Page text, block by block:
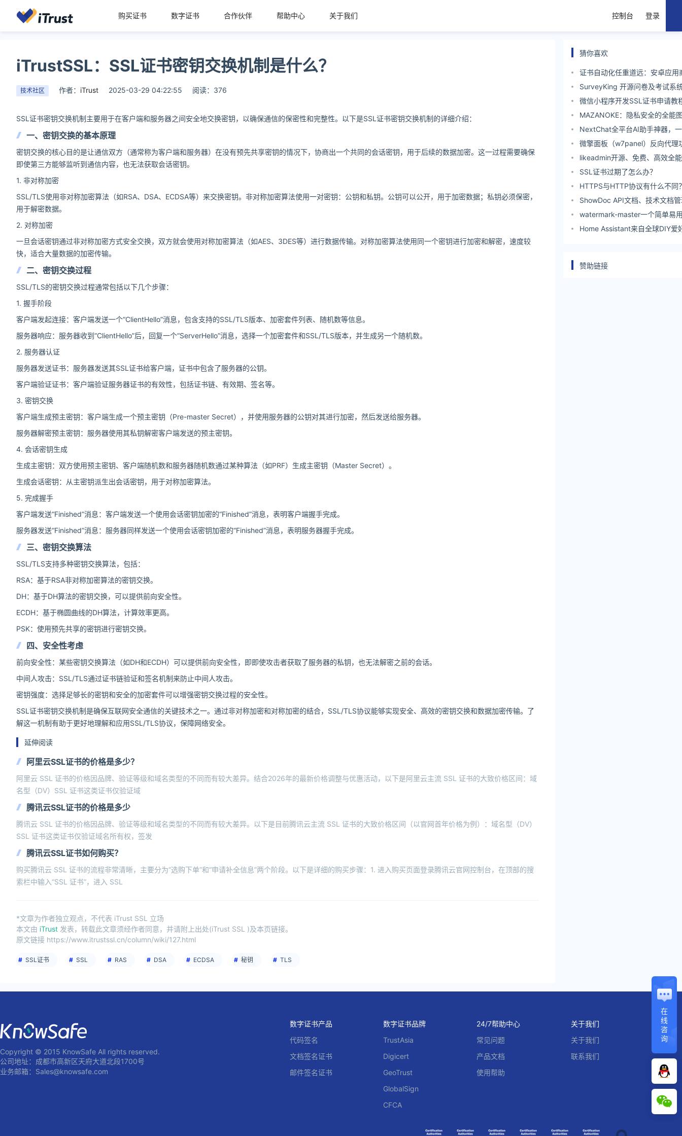
购买证书 数字证书 合作伙伴 帮助中心 关于我们 控制台 登录
iTrustSSL：SSL证书密钥交换机制是什么？
技术社区 作者： iTrust 2025-03-29 04:22:55 阅读：376
SSL证书密钥交换机制主要用于在客户端和服务器之间安全地交换密钥，以确保通信的保密性和完整性。以下是SSL证书密钥交换机制的详细介绍：
一、密钥交换的基本原理
密钥交换的核心目的是让通信双方（通常称为客户端和服务器）在没有预先共享密钥的情况下，协商出一个共同的会话密钥，用于后续的数据加密。这一过程需要确保
即使第三方能够监听到通信内容，也无法获取会话密钥。
1. 非对称加密
SSL/TLS使用非对称加密算法（如RSA、DSA、ECDSA等）来交换密钥。非对称加密算法使用一对密钥：公钥和私钥。公钥可以公开，用于加密数据；私钥必须保密，
用于解密数据。
2. 对称加密
一旦会话密钥通过非对称加密方式安全交换，双方就会使用对称加密算法（如AES、3DES等）进行数据传输。对称加密算法使用同一个密钥进行加密和解密，速度较
快，适合大量数据的加密传输。
二、密钥交换过程
SSL/TLS的密钥交换过程通常包括以下几个步骤：
1. 握手阶段
客户端发起连接：客户端发送一个“ClientHello”消息，包含支持的SSL/TLS版本、加密套件列表、随机数等信息。
服务器响应：服务器收到“ClientHello”后，回复一个“ServerHello”消息，选择一个加密套件和SSL/TLS版本，并生成另一个随机数。
2. 服务器认证
服务器发送证书：服务器发送其SSL证书给客户端，证书中包含了服务器的公钥。
客户端验证证书：客户端验证服务器证书的有效性，包括证书链、有效期、签名等。
3. 密钥交换
客户端生成预主密钥：客户端生成一个预主密钥（Pre-master Secret），并使用服务器的公钥对其进行加密，然后发送给服务器。
服务器解密预主密钥：服务器使用其私钥解密客户端发送的预主密钥。
4. 会话密钥生成
生成主密钥：双方使用预主密钥、客户端随机数和服务器随机数通过某种算法（如PRF）生成主密钥（Master Secret）。
生成会话密钥：从主密钥派生出会话密钥，用于对称加密算法。
5. 完成握手
客户端发送“Finished”消息：客户端发送一个使用会话密钥加密的“Finished”消息，表明客户端握手完成。
服务器发送“Finished”消息：服务器同样发送一个使用会话密钥加密的“Finished”消息，表明服务器握手完成。
三、密钥交换算法
SSL/TLS支持多种密钥交换算法，包括：
RSA：基于RSA非对称加密算法的密钥交换。
DH：基于DH算法的密钥交换，可以提供前向安全性。
ECDH：基于椭圆曲线的DH算法，计算效率更高。
PSK：使用预先共享的密钥进行密钥交换。
四、安全性考虑
前向安全性：某些密钥交换算法（如DH和ECDH）可以提供前向安全性，即即使攻击者获取了服务器的私钥，也无法解密之前的会话。
中间人攻击：SSL/TLS通过证书链验证和签名机制来防止中间人攻击。
密钥强度：选择足够长的密钥和安全的加密套件可以增强密钥交换过程的安全性。
SSL证书密钥交换机制是确保互联网安全通信的关键技术之一。通过非对称加密和对称加密的结合，SSL/TLS协议能够实现安全、高效的密钥交换和数据加密传输。了
解这一机制有助于更好地理解和应用SSL/TLS协议，保障网络安全。
延伸阅读
阿里云SSL证书的价格是多少？
阿里云 SSL 证书的价格因品牌、验证等级和域名类型的不同而有较大差异。结合2026年的最新价格调整与优惠活动，以下是阿里云主流 SSL 证书的大致价格区间：域
名型（DV）SSL 证书这类证书仅验证域
腾讯云SSL证书的价格是多少
腾讯云 SSL 证书的价格因品牌、验证等级和域名类型的不同而有较大差异。以下是目前腾讯云主流 SSL 证书的大致价格区间（以官网首年价格为例）：域名型（DV）
SSL 证书这类证书仅验证域名所有权，签发
腾讯云SSL证书如何购买？
购买腾讯云 SSL 证书的流程非常清晰，主要分为“选购下单”和“申请补全信息”两个阶段。以下是详细的购买步骤：1. 进入购买页面登录腾讯云官网控制台，在顶部的搜
索栏中输入“SSL 证书”，进入 SSL
*文章为作者独立观点，不代表 iTrust SSL 立场
本文由 iTrust 发表，转载此文章须经作者同意，并请附上出处(iTrust SSL )及本页链接。
原文链接 https://www.itrustssl.cn/column/wiki/127.html
SSL证书 SSL RAS DSA ECDSA 秘钥 TLS
猜你喜欢
证书自动化任重道远：安卓应用
证书过期 已签发新证书但轮换
SurveyKing 开源问卷及考试系
私有化部署~
微信小程序开发SSL证书申请教
MAZANOKE：隐私安全的全能
器！
NextChat全平台AI助手神器，
搞定！
微擎面板（w7panel）反向代理
轻松搭建专属CDN服务！
likeadmin开源、免费、高效全
开发框架
SSL证书过期了怎么办？
HTTPS与HTTP协议有什么不同
ShowDoc API文档、技术文档
watermark-master一个简单易
器水印工具
Home Assistant来自全球DIY爱
赞助链接
在
线
咨
询
Copyright © 2015 KnowSafe All rights reserved.
公司地址：成都市高新区天府大道北段1700号
业务邮箱：Sales@knowsafe.com
数字证书产品
代码签名
文档签名证书
邮件签名证书
数字证书品牌
TrustAsia
Digicert
GeoTrust
GlobalSign
CFCA
24/7帮助中心
常见问题
产品文档
使用帮助
关于我们
关于我们
联系我们